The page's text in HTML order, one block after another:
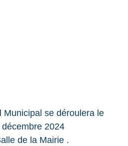
Municipal se déroulera le
2024
de la Mairie .